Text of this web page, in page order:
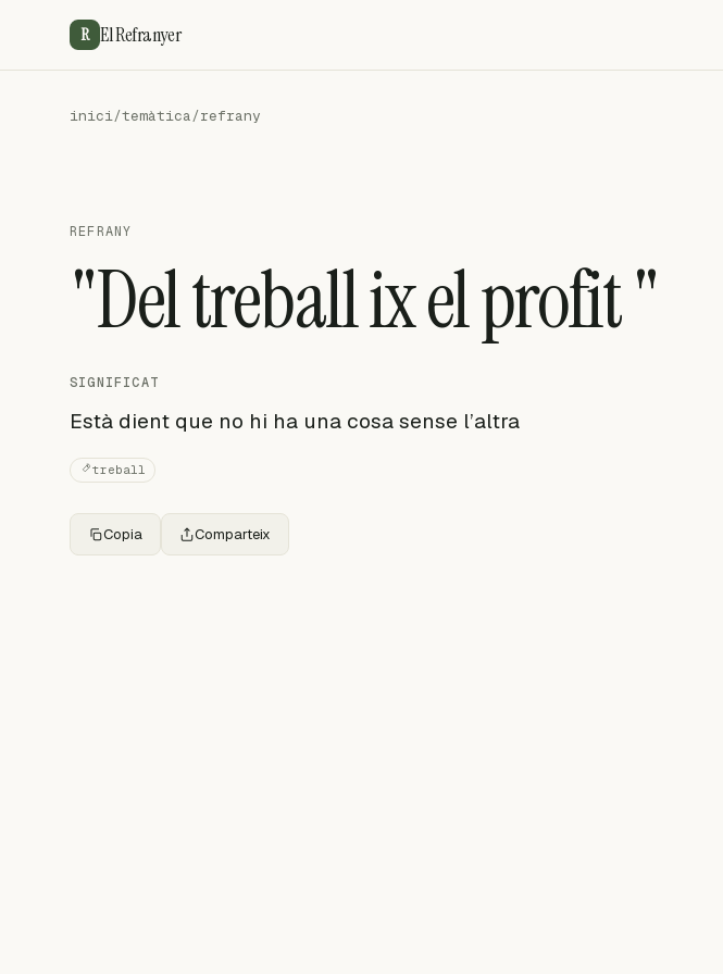
R El Refranyer
inici/temàtica/refrany
REFRANY
"Del treball ix el profit "
SIGNIFICAT
Està dient que no hi ha una cosa sense l’altra
treball
Copia Comparteix